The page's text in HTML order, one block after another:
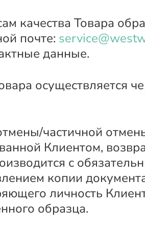
качества Товара
почте:
данные.
осуществляется
частичной
Клиентом,
с
копии
личность
образца.